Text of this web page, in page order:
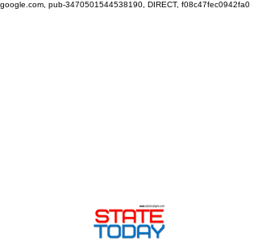
google.com, pub-3470501544538190, DIRECT, f08c47fec0942fa0